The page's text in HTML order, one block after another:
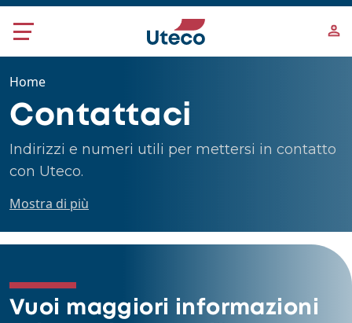
Salta al contenuto principale
Home
Contattaci
Indirizzi e numeri utili per mettersi in contatto
con Uteco.
Mostra di più
Vuoi maggiori informazioni